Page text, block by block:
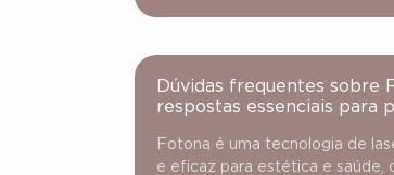
Dúvidas frequentes sobre
respostas essenciais para
Fotona é uma tecnologia de
e eficaz para estética e saúde,